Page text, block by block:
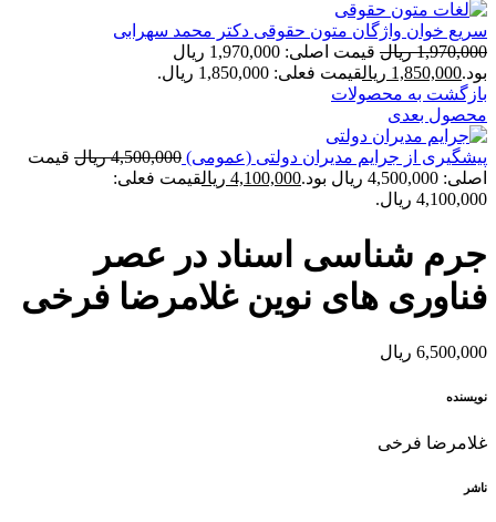
سریع خوان واژگان متون حقوقی دکتر محمد سهرابی
1,970,000 ریال
قیمت اصلی: 1,970,000 ریال
بود.1,850,000 ریالقیمت فعلی: 1,850,000 ریال.
بازگشت به محصولات
محصول بعدی
پیشگیری از جرایم مدیران دولتی (عمومی) 4,500,000 ریال قیمت
اصلی: 4,500,000 ریال بود.
4,100,000 ریالقیمت فعلی:
4,100,000 ریال.
جرم شناسی اسناد در عصر
فناوری های نوین غلامرضا فرخی
6,500,000 ریال
نویسنده
غلامرضا فرخی
ناشر